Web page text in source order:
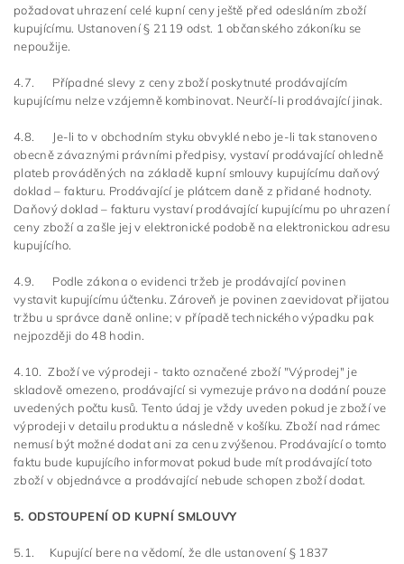
požadovat uhrazení celé kupní ceny ještě před odesláním zboží
kupujícímu. Ustanovení § 2119 odst. 1 občanského zákoníku se
nepoužije.
4.7. Případné slevy z ceny zboží poskytnuté prodávajícím
kupujícímu nelze vzájemně kombinovat. Neurčí-li prodávající jinak.
4.8. Je-li to v obchodním styku obvyklé nebo je-li tak stanoveno
obecně závaznými právními předpisy, vystaví prodávající ohledně
plateb prováděných na základě kupní smlouvy kupujícímu daňový
doklad – fakturu. Prodávající je plátcem daně z přidané hodnoty.
Daňový doklad – fakturu vystaví prodávající kupujícímu po uhrazení
ceny zboží a zašle jej v elektronické podobě na elektronickou adresu
kupujícího.
4.9. Podle zákona o evidenci tržeb je prodávající povinen
vystavit kupujícímu účtenku. Zároveň je povinen zaevidovat přijatou
tržbu u správce daně online; v případě technického výpadku pak
nejpozději do 48 hodin.
4.10. Zboží ve výprodeji - takto označené zboží "Výprodej" je
skladově omezeno, prodávající si vymezuje právo na dodání pouze
uvedených počtu kusů. Tento údaj je vždy uveden pokud je zboží ve
výprodeji v detailu produktu a následně v košíku. Zboží nad rámec
nemusí být možné dodat ani za cenu zvýšenou. Prodávající o tomto
faktu bude kupujícího informovat pokud bude mít prodávající toto
zboží v objednávce a prodávající nebude schopen zboží dodat.
5. ODSTOUPENÍ OD KUPNÍ SMLOUVY
5.1. Kupující bere na vědomí, že dle ustanovení § 1837